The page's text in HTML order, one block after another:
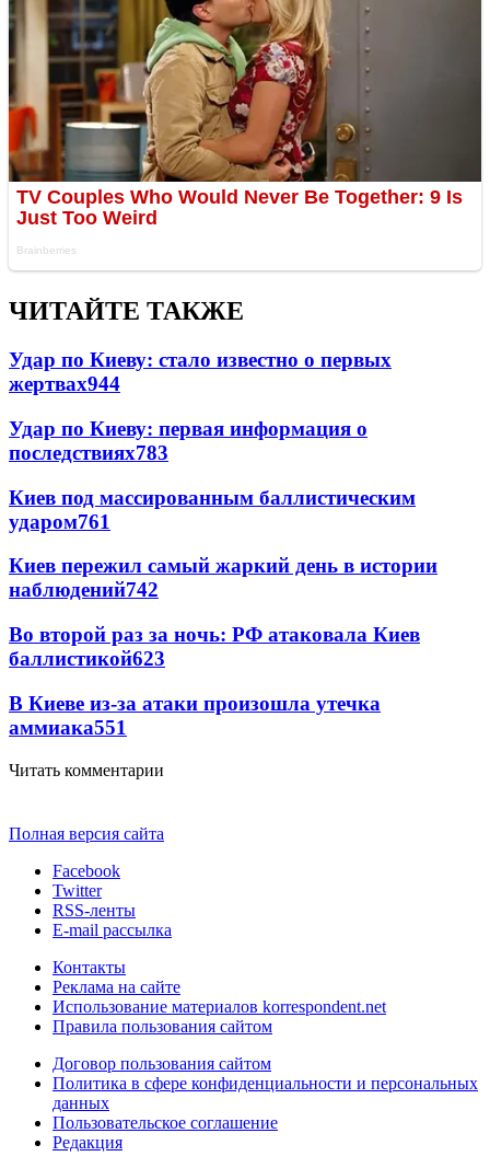
ЧИТАЙТЕ ТАКЖЕ
Удар по Киеву: стало известно о первых
жертвах944
Удар по Киеву: первая информация о
последствиях783
Киев под массированным баллистическим
ударом761
Киев пережил самый жаркий день в истории
наблюдений742
Во второй раз за ночь: РФ атаковала Киев
баллистикой623
В Киеве из-за атаки произошла утечка
аммиака551
Читать комментарии
Полная версия сайта
Facebook
Twitter
RSS-ленты
E-mail рассылка
Контакты
Реклама на сайте
Использование материалов korrespondent.net
Правила пользования сайтом
Договор пользования сайтом
Политика в сфере конфиденциальности и персональных
данных
Пользовательское соглашение
Редакция